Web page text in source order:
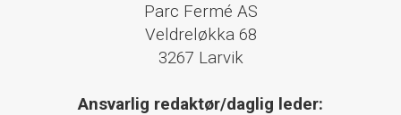
Parc Fermé AS
Veldreløkka 68
3267 Larvik
Ansvarlig redaktør/daglig leder: